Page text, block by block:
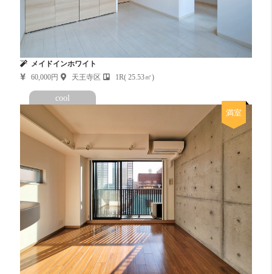
メイドインホワイト
60,000円
天王寺区 1R( 25.53㎡)
cool
満室